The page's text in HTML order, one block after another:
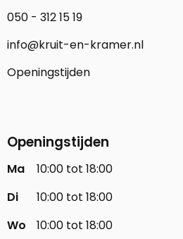
050 - 312 15 19
info@kruit-en-kramer.nl
Openingstijden
Openingstijden
Ma
10:00 tot 18:00
Di
10:00 tot 18:00
Wo
10:00 tot 18:00